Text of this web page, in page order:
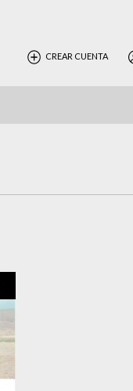
CREAR CUENTA